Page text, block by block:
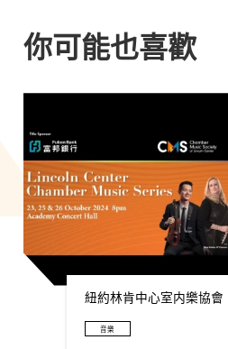
你可能也喜歡
紐約林肯中心室内樂協會
音樂